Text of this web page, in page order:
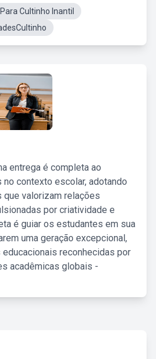
Cultinho Inantil
entrega é completa ao
contexto escolar, adotando
valorizam relações
por criatividade e
é guiar os estudantes em sua
uma geração excepcional,
reconhecidas por
acadêmicas globais -